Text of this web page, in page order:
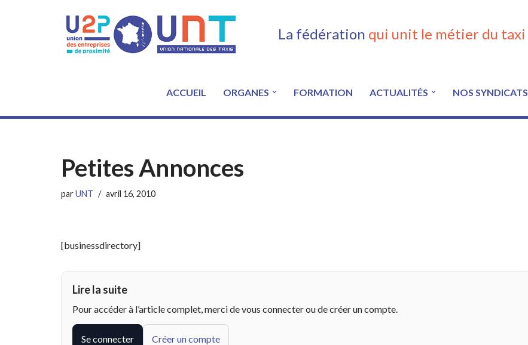
La fédération qui unit le métier du taxi
ACCUEIL ORGANES FORMATION ACTUALITÉS NOS SYNDICATS
Petites Annonces
parUNT avril 16, 2010
[businessdirectory]
Lire la suite
Pour accéder à l’article complet, merci de vous connecter ou de créer un compte.
Se connecter Créer un compte